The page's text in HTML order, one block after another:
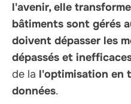
l'avenir, elle
bâtiments sont gérés
doivent dépasser les
dépassés et
de la l'optimisation en
données.